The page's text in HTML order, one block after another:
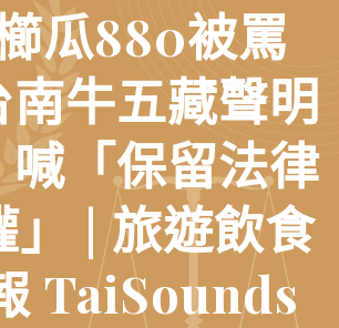
瓜880被罵
牛五藏聲明
「保留法律
」 | 旅遊飲食
TaiSounds